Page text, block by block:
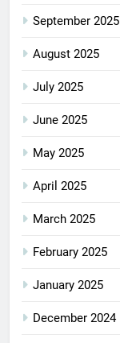
September 2025
August 2025
July 2025
June 2025
May 2025
April 2025
March 2025
February 2025
January 2025
December 2024